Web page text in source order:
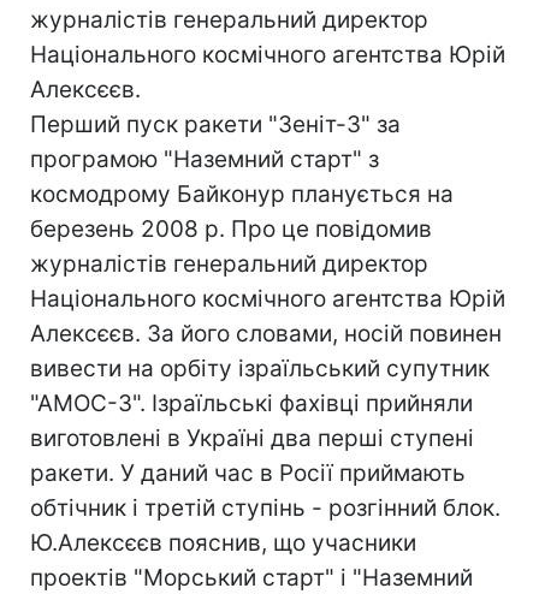
журналістів генеральний директор
Національного космічного агентства Юрій
Алексєєв.
Перший пуск ракети "Зеніт-3" за
програмою "Наземний старт" з
космодрому Байконур планується на
березень 2008 р. Про це повідомив
журналістів генеральний директор
Національного космічного агентства Юрій
Алексєєв. За його словами, носій повинен
вивести на орбіту ізраїльський супутник
"АМОС-3". Ізраїльські фахівці прийняли
виготовлені в Україні два перші ступені
ракети. У даний час в Росії приймають
обтічник і третій ступінь - розгінний блок.
Ю.Алексєєв пояснив, що учасники
проектів "Морський старт" і "Наземний